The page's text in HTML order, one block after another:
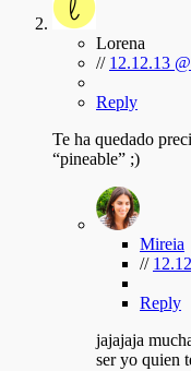
Lorena
// 12.12.13
Reply
Te ha quedado
“pineable” ;)
Mireia
//
Reply
jajajaja
ser yo quien